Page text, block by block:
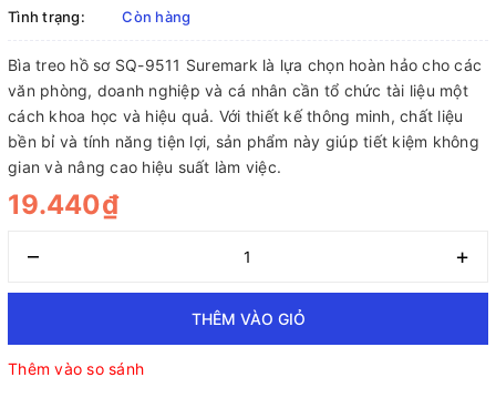
Tình trạng:
Còn hàng
Bìa treo hồ sơ SQ-9511 Suremark là lựa chọn hoàn hảo cho các
văn phòng, doanh nghiệp và cá nhân cần tổ chức tài liệu một
cách khoa học và hiệu quả. Với thiết kế thông minh, chất liệu
bền bỉ và tính năng tiện lợi, sản phẩm này giúp tiết kiệm không
gian và nâng cao hiệu suất làm việc.
19.440₫
– +
THÊM VÀO GIỎ
Thêm vào so sánh